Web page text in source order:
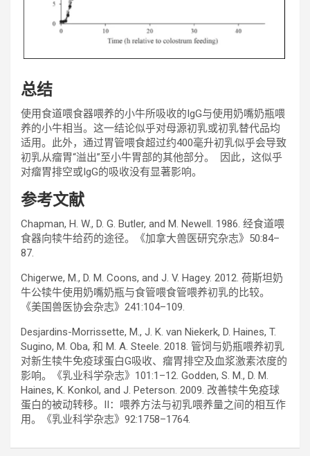
总结
使用食道喂食器喂养的小牛所吸收的IgG与使用奶嘴奶瓶喂
养的小牛相当。这一结论似乎对母源初乳或初乳替代品均
适用。此外，通过胃管喂食超过约400毫升初乳似乎会导致
初乳从瘤胃“溢出”至小牛胃部的其他部分。 因此，这似乎
对瘤胃排空或IgG的吸收没有显著影响。
参考文献
Chapman, H. W., D. G. Butler, and M. Newell. 1986. 经食道喂
食器向犊牛给药的途径。《加拿大兽医研究杂志》50:84–
87.
Chigerwe, M., D. M. Coons, and J. V. Hagey. 2012. 荷斯坦奶
牛公犊牛使用奶嘴奶瓶与食管喂食管喂养初乳的比较。
《美国兽医协会杂志》241:104–109.
Desjardins-Morrissette, M., J. K. van Niekerk, D. Haines, T.
Sugino, M. Oba, 和 M. A. Steele. 2018. 管饲与奶瓶喂养初乳
对新生犊牛免疫球蛋白G吸收、瘤胃排空及血浆激素浓度的
影响。《乳业科学杂志》101:1–12. Godden, S. M., D. M.
Haines, K. Konkol, and J. Peterson. 2009. 改善犊牛免疫球
蛋白的被动转移。II：喂养方法与初乳喂养量之间的相互作
用。《乳业科学杂志》92:1758–1764.